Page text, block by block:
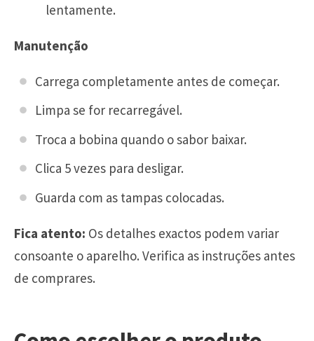
lentamente.
Manutenção
Carrega completamente antes de começar.
Limpa se for recarregável.
Troca a bobina quando o sabor baixar.
Clica 5 vezes para desligar.
Guarda com as tampas colocadas.
Fica atento: Os detalhes exactos podem variar
consoante o aparelho. Verifica as instruções antes
de comprares.